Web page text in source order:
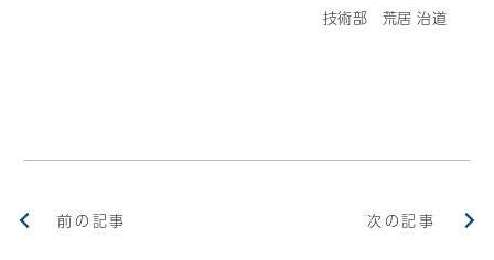
技術部 荒居 治道
前の記事 次の記事